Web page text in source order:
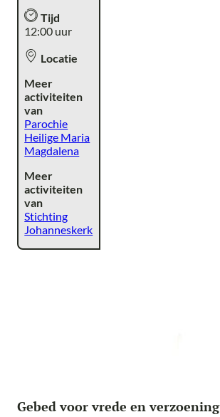
Tijd
12:00 uur
Locatie
Meer
activiteiten
van
Parochie
Heilige Maria
Magdalena
Meer
activiteiten
van
Stichting
Johanneskerk
Gebed voor vrede en verzoening